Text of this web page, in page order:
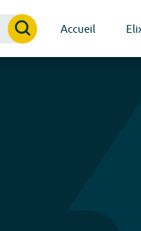
Accueil